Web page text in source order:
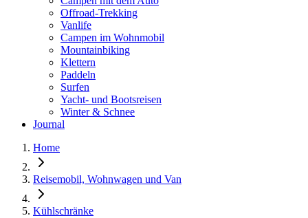
Offroad-Trekking
Vanlife
Campen im Wohnmobil
Mountainbiking
Klettern
Paddeln
Surfen
Yacht- und Bootsreisen
Winter & Schnee
Journal
Home
Reisemobil, Wohnwagen und Van
Kühlschränke